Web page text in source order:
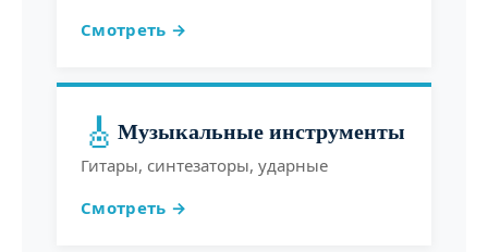
Смотреть →
🎸 Музыкальные инструменты
Гитары, синтезаторы, ударные
Смотреть →